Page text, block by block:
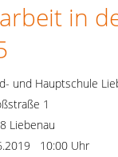
in
und Hauptschule
1
Liebenau
10:00 Uhr